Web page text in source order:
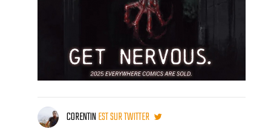
CORENTINEST SUR TWITTER